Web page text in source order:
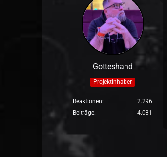
Gotteshand
Projektinhaber
Reaktionen
2.296
Beiträge
4.081